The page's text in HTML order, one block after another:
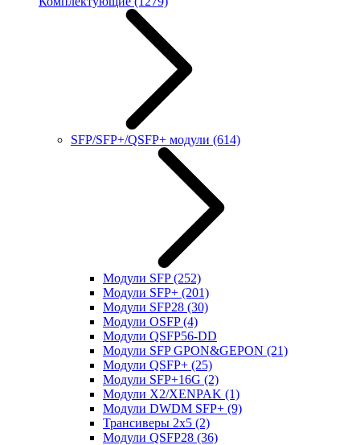
SFP/SFP+/QSFP+ модули (614)
Модули SFP(252)
Модули SFP+ (201)
Модули SFP28 (30)
Модули OSFP(4)
Модули QSFP56-DD
Модули SFP GPON&GEPON (21)
Модули QSFP+ (25)
Модули SFP+16G (2)
Модули X2/XENPAK (1)
Модули DWDM SFP+ (9)
Трансиверы 2x5 (2)
Модули QSFP28 (36)